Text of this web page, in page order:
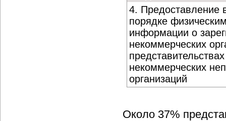
4. Предоставление
порядке
информации о
некоммерческих
некоммерческих
организаций
Около 37%